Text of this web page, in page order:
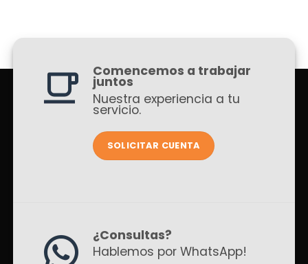
Comencemos a trabajar
juntos
Nuestra experiencia a tu
servicio.
SOLICITAR CUENTA
¿Consultas?
Hablemos por WhatsApp!